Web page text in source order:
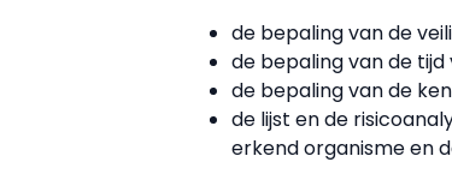
de bepaling van de
de bepaling van de
de bepaling van de
de lijst en de
erkend organisme en